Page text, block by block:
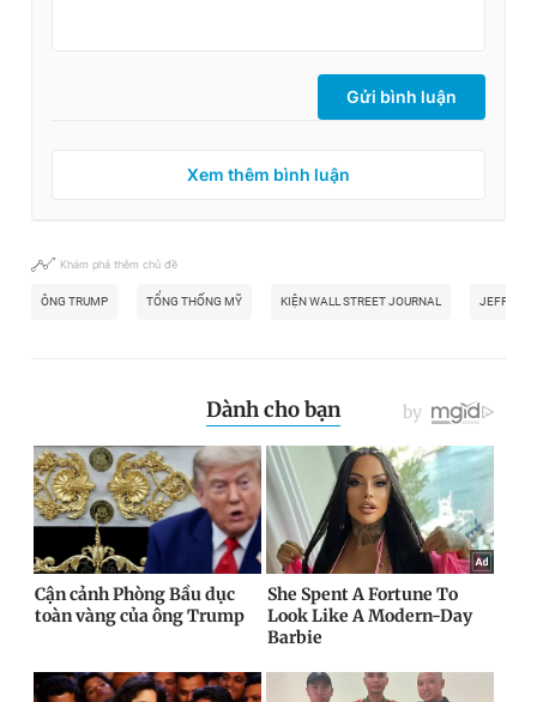
Gửi bình luận
Xem thêm bình luận
Khám phá thêm chủ đề
ÔNG TRUMP TỔNG THỐNG MỸ KIỆN WALL STREET JOURNAL JEFFREY